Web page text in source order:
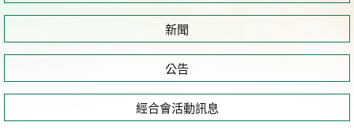
新聞
公告
經合會活動訊息